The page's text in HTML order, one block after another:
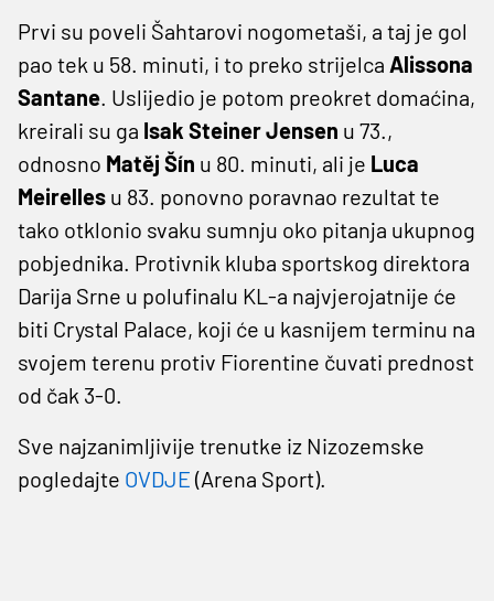
Prvi su poveli Šahtarovi nogometaši, a taj je gol
pao tek u 58. minuti, i to preko strijelca Alissona
Santane. Uslijedio je potom preokret domaćina,
kreirali su ga Isak Steiner Jensen u 73.,
odnosno Matěj Šín u 80. minuti, ali je Luca
Meirelles u 83. ponovno poravnao rezultat te
tako otklonio svaku sumnju oko pitanja ukupnog
pobjednika. Protivnik kluba sportskog direktora
Darija Srne u polufinalu KL-a najvjerojatnije će
biti Crystal Palace, koji će u kasnijem terminu na
svojem terenu protiv Fiorentine čuvati prednost
od čak 3-0.
Sve najzanimljivije trenutke iz Nizozemske
pogledajte OVDJE (Arena Sport).